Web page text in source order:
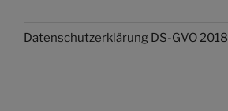
Datenschutzerklärung DS-GVO 2018